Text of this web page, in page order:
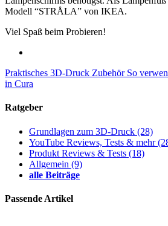
Modell “STRÅLA” von IKEA.
Viel Spaß beim Probieren!
Praktisches 3D-Druck Zubehör So
in Cura
Ratgeber
Grundlagen zum 3D-Druck (28)
YouTube Reviews, Tests & mehr
Produkt Reviews & Tests (18)
Allgemein (9)
alle Beiträge
Passende Artikel